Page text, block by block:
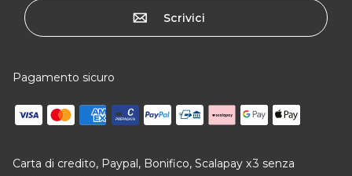
Scrivici
Pagamento sicuro
Carta di credito, Paypal, Bonifico, Scalapay x3 senza